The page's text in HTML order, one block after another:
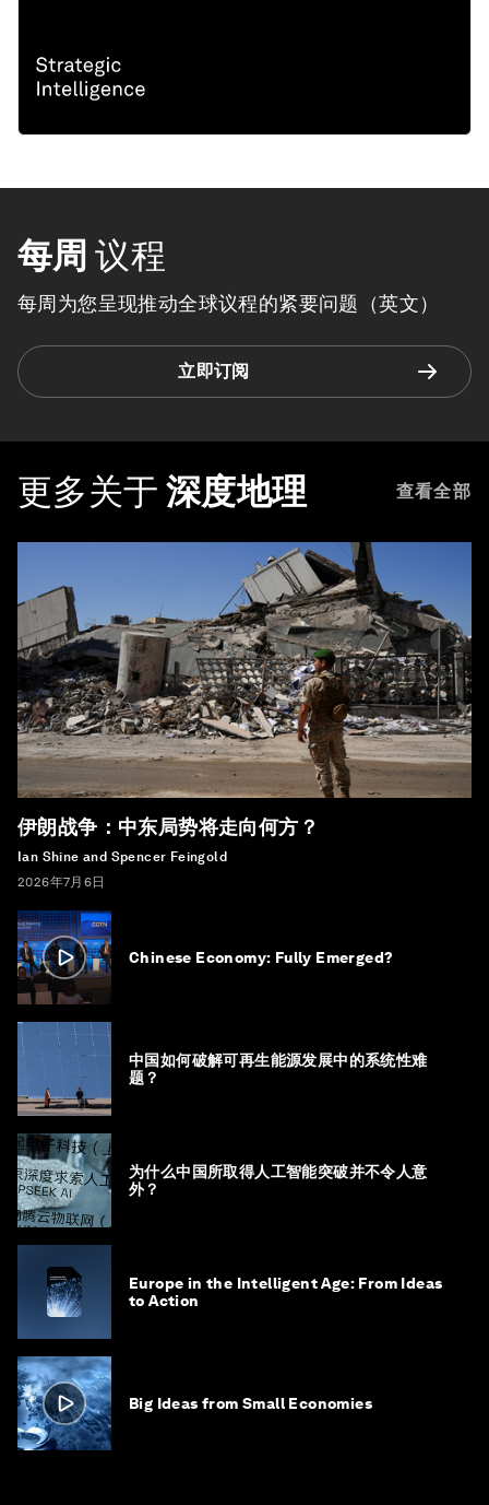
每周 议程
每周为您呈现推动全球议程的紧要问题（英文）
立即订阅
更多关于 深度地理 查看全部
伊朗战争：中东局势将走向何方？
Ian Shine and Spencer Feingold
2026年7月6日
Chinese Economy: Fully Emerged?
中国如何破解可再生能源发展中的系统性难
题？
为什么中国所取得人工智能突破并不令人意
外？
Europe in the Intelligent Age: From Ideas
to Action
Big Ideas from Small Economies